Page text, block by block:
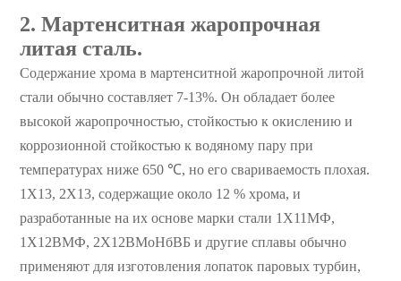
2. Мартенситная жаропрочная
литая сталь.
Содержание хрома в мартенситной жаропрочной литой
стали обычно составляет 7-13%. Он обладает более
высокой жаропрочностью, стойкостью к окислению и
коррозионной стойкостью к водяному пару при
температурах ниже 650 ℃, но его свариваемость плохая.
1Х13, 2Х13, содержащие около 12 % хрома, и
разработанные на их основе марки стали 1Х11МФ,
1Х12ВМФ, 2Х12ВМоНбВБ и другие сплавы обычно
применяют для изготовления лопаток паровых турбин,